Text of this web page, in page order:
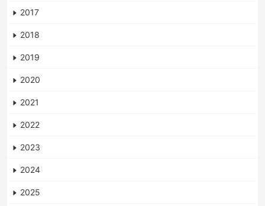
2017
2018
2019
2020
2021
2022
2023
2024
2025